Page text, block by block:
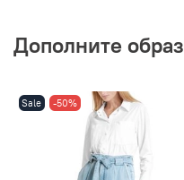
Дополните образ
Sale -50%